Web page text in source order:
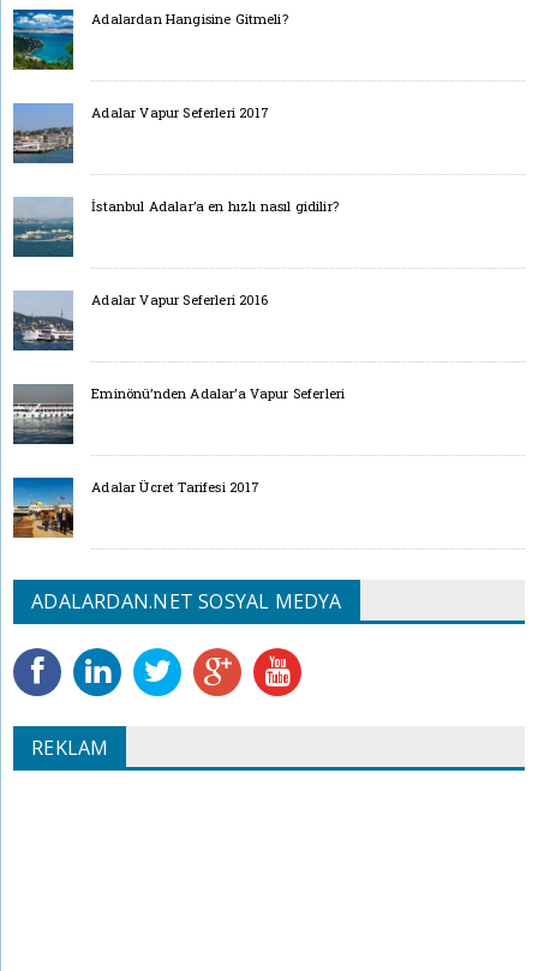
Adalardan Hangisine Gitmeli?
Adalar Vapur Seferleri 2017
İstanbul Adalar’a en hızlı nasıl gidilir?
Adalar Vapur Seferleri 2016
Eminönü’nden Adalar’a Vapur Seferleri
Adalar Ücret Tarifesi 2017
ADALARDAN.NET SOSYAL MEDYA
REKLAM